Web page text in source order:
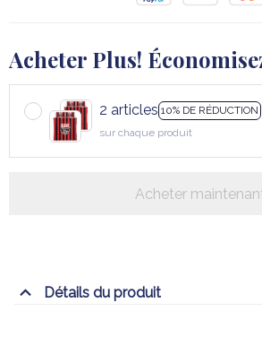
Acheter Plus!
2 articles 10% DE RÉDUCTION
sur chaque produit
Acheter
Détails du produit